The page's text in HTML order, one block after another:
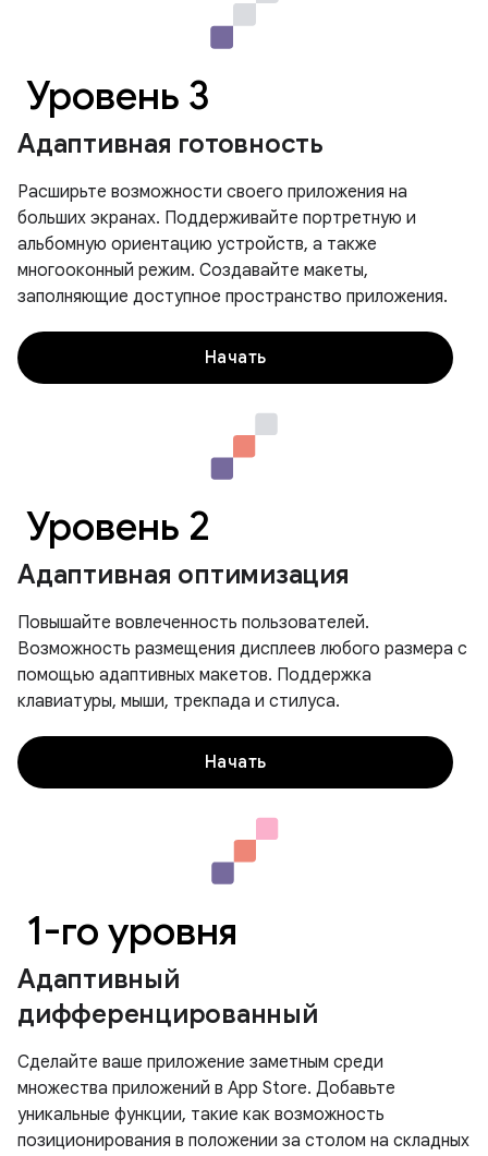
Уровень 3
Адаптивная готовность
Расширьте возможности своего приложения на
больших экранах. Поддерживайте портретную и
альбомную ориентацию устройств, а также
многооконный режим. Создавайте макеты,
заполняющие доступное пространство приложения.
Начать
Уровень 2
Адаптивная оптимизация
Повышайте вовлеченность пользователей.
Возможность размещения дисплеев любого размера с
помощью адаптивных макетов. Поддержка
клавиатуры, мыши, трекпада и стилуса.
Начать
1-го уровня
Адаптивный
дифференцированный
Сделайте ваше приложение заметным среди
множества приложений в App Store. Добавьте
уникальные функции, такие как возможность
позиционирования в положении за столом на складных